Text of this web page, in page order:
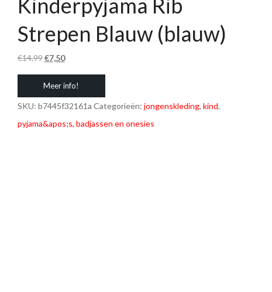
Kinderpyjama Rib
Strepen Blauw (blauw)
€14,99Oorspronkelijke
prijs
was:
€14,99.
€7,50Huidige
prijs
is:
€7,50.
Meer info!
SKU: b7445f32161a Categorieën: jongenskleding, kind,
pyjama&apos;s, badjassen en onesies